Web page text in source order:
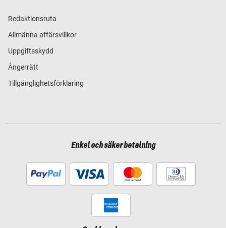
Redaktionsruta
Allmänna affärsvillkor
Uppgiftsskydd
Ångerrätt
Tillgänglighetsförklaring
Enkel och säker betalning